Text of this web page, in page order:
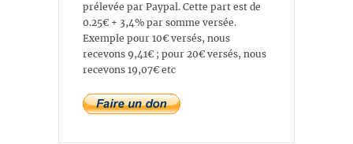
prélevée par Paypal. Cette part est de
0.25€ + 3,4% par somme versée.
Exemple pour 10€ versés, nous
recevons 9,41€ ; pour 20€ versés, nous
recevons 19,07€ etc